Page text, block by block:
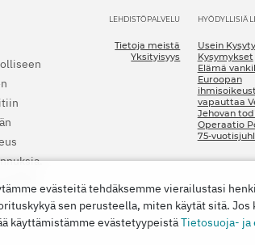
LEHDISTÖPALVELU
Tietoja meistä
Yksityisyys
HYÖDYLLISIÄ
Usein
Kysymykset
Elämä
Euroopan
vapauttaa
Jehovan
Operaatio
75-
evästeitä tehdäksemme vierailustasi
sen perusteella, miten käytät sitä.
käyttämistämme evästetyypeistäTietosuoja- ja